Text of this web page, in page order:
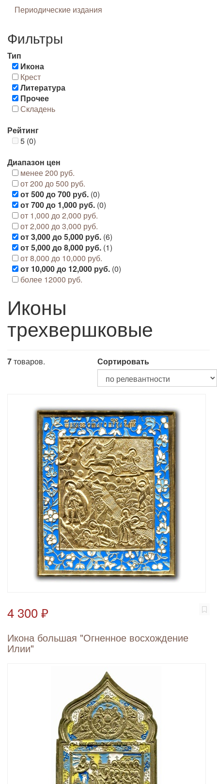
Периодические издания
Фильтры
Тип
Икона
Крест
Литература
Прочее
Складень
Рейтинг
5 (0)
Диапазон цен
менее 200 руб.
от 200 до 500 руб.
от 500 до 700 руб. (0)
от 700 до 1,000 руб. (0)
от 1,000 до 2,000 руб.
от 2,000 до 3,000 руб.
от 3,000 до 5,000 руб. (6)
от 5,000 до 8,000 руб. (1)
от 8,000 до 10,000 руб.
от 10,000 до 12,000 руб. (0)
более 12000 руб.
Иконы
трехвершковые
7товаров. Сортировать
4 300 ₽
Икона большая "Огненное восхождение
Илии"